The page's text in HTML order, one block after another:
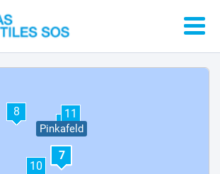
4
Pinkafeld
7
8
10
11